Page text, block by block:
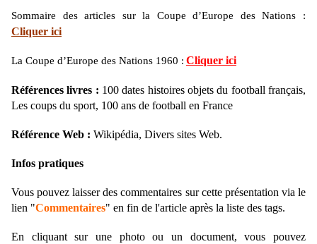
Sommaire des articles sur la Coupe d’Europe des Nations :
Cliquer ici
La Coupe d’Europe des Nations 1960 : Cliquer ici
Références livres : 100 dates histoires objets du football français,
Les coups du sport, 100 ans de football en France
Référence Web : Wikipédia, Divers sites Web.
Infos pratiques
Vous pouvez laisser des commentaires sur cette présentation via le
lien "Commentaires" en fin de l'article après la liste des tags.
En cliquant sur une photo ou un document, vous pouvez